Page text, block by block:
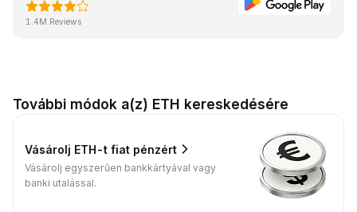
1.4M Reviews
További módok a(z) ETH kereskedésére
Vásárolj ETH-t fiat pénzért
Vásárolj egyszerűen bankkártyával vagy
banki utalással.